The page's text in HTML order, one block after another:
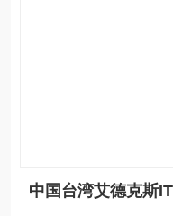
中国台湾艾德克斯